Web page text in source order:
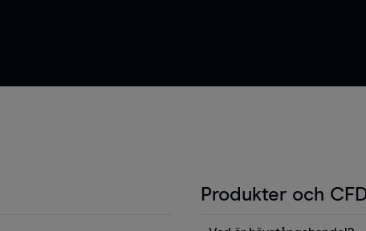
Produkter och